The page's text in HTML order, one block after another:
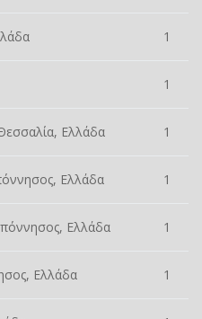
1
1
Ελλάδα 1
Ελλάδα 1
Ελλάδα 1
Ελλάδα 1